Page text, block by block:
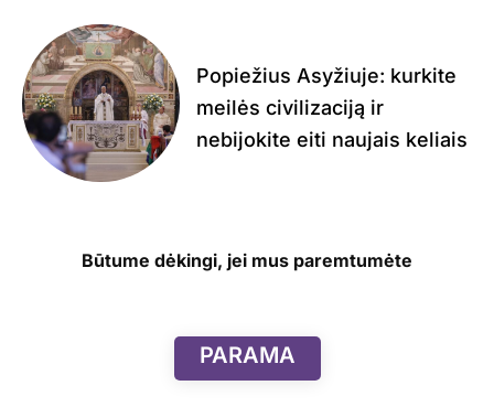
Popiežius Asyžiuje: kurkite
meilės civilizaciją ir
nebijokite eiti naujais keliais
Būtume dėkingi, jei mus paremtumėte
PARAMA